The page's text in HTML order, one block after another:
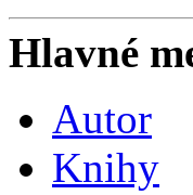
Hlavné
Autor
Knihy